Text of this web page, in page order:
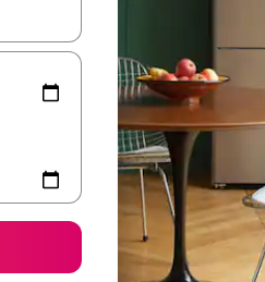
procházet pomocí šipek nahoru a